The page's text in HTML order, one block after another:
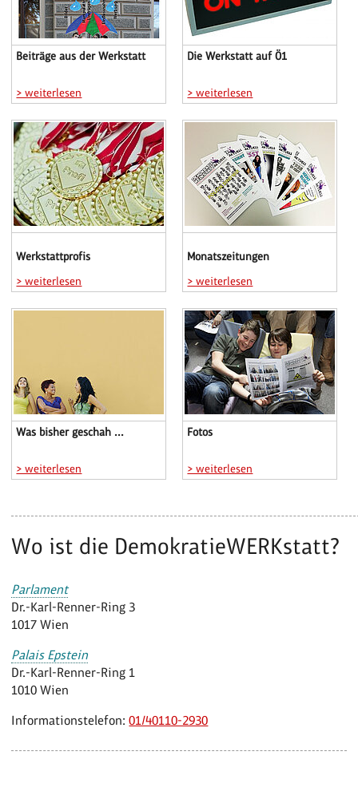
Beiträge aus der Werkstatt
> weiterlesen
Die Werkstatt auf Ö1
> weiterlesen
Werkstattprofis
> weiterlesen
Monatszeitungen
> weiterlesen
Was bisher geschah ...
> weiterlesen
Fotos
> weiterlesen
Wo ist die DemokratieWERKstatt?
Parlament
Dr.-Karl-Renner-Ring 3
1017 Wien
Palais Epstein
Dr.-Karl-Renner-Ring 1
1010 Wien
Informationstelefon:01/40110-2930